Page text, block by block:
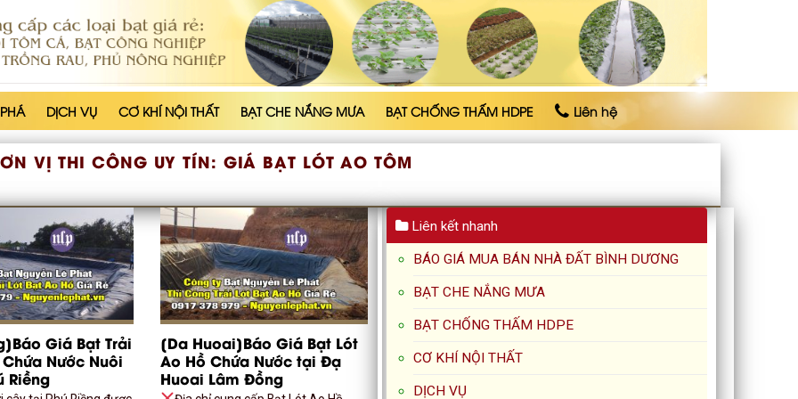
DỊCH VỤ CƠ KHÍ NỘI THẤT BẠT CHE NẮNG MƯA BẠT CHỐNG THẤM HDPE Liên hệ
VỊ THI CÔNG UY TÍN: GIÁ BẠT LÓT AO TÔM
Giá Bạt Trải
Nước Nuôi
Riềng
[Da Huoai]Báo Giá Bạt Lót
Ao Hồ Chứa Nước tại Đạ
Huoai Lâm Đồng
Liên kết nhanh
BÁO GIÁ MUA BÁN NHÀ ĐẤT BÌNH DƯƠNG
BẠT CHE NẮNG MƯA
BẠT CHỐNG THẤM HDPE
CƠ KHÍ NỘI THẤT
DỊCH VỤ